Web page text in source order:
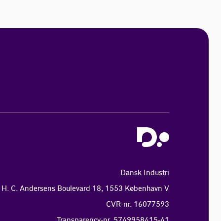
Dansk Industri
H. C. Andersens Boulevard 18, 1553 København V
CVR-nr. 16077593